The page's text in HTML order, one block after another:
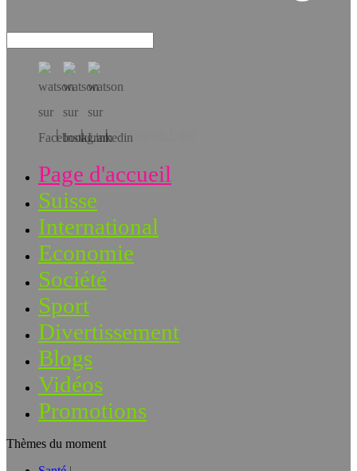
Téléchargez l’app!
Page d'accueil
Suisse
International
Economie
Société
Sport
Divertissement
Blogs
Vidéos
Promotions
Thèmes du moment